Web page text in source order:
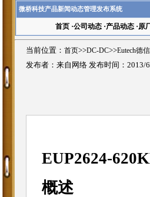
微桥科技产品新闻动态管理发布系统
首页·公司动态·产品动态·原
当前位置： 首页>>DC-DC>>Eutech德信
发布者：来自网络 发布时间：2013/
EUP2624-
概述